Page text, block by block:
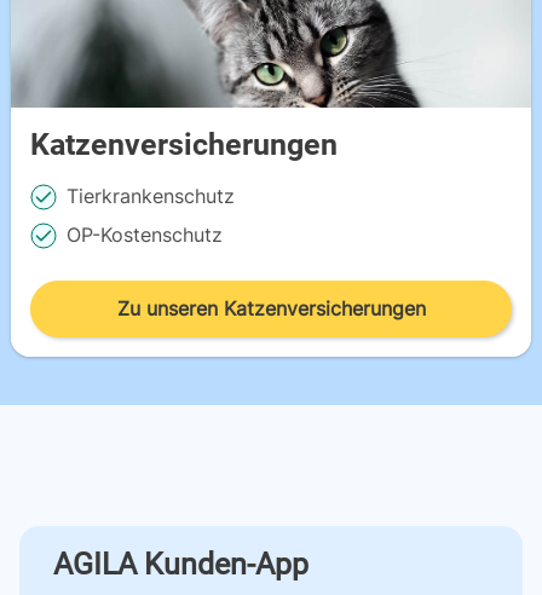
Katzenversicherungen
Tierkrankenschutz
OP-Kostenschutz
Zu unseren Katzenversicherungen
AGILA Kunden-App